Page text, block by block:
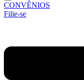
CONVÊNIOS
Filie-se